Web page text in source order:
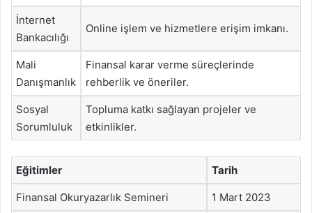
İnternet
Bankacılığı
Online işlem ve hizmetlere erişim imkanı.
Mali
Danışmanlık
Finansal karar verme süreçlerinde
rehberlik ve öneriler.
Sosyal
Sorumluluk
Topluma katkı sağlayan projeler ve
etkinlikler.
Eğitimler Tarih
Finansal Okuryazarlık Semineri 1 Mart 2023